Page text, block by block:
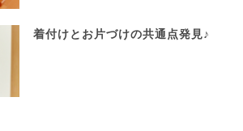
着付けとお片づけの共通点発見♪